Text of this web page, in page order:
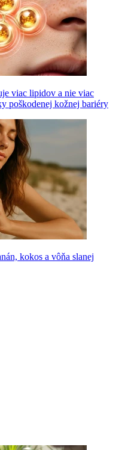
viac lipidov a nie viac
poškodenej kožnej bariéry
kokos a vôňa slanej